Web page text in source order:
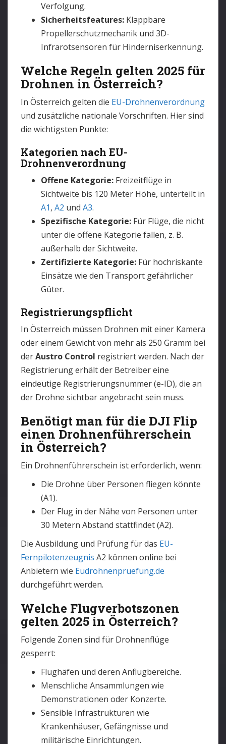
Verfolgung.
Sicherheitsfeatures: Klappbare
Propellerschutzmechanik und 3D-
Infrarotsensoren für Hinderniserkennung.
Welche Regeln gelten 2025 für
Drohnen in Österreich?
In Österreich gelten die EU-Drohnenverordnung
und zusätzliche nationale Vorschriften. Hier sind
die wichtigsten Punkte:
Kategorien nach EU-
Drohnenverordnung
Offene Kategorie: Freizeitflüge in
Sichtweite bis 120 Meter Höhe, unterteilt in
A1, A2 und A3.
Spezifische Kategorie: Für Flüge, die nicht
unter die offene Kategorie fallen, z. B.
außerhalb der Sichtweite.
Zertifizierte Kategorie: Für hochriskante
Einsätze wie den Transport gefährlicher
Güter.
Registrierungspflicht
In Österreich müssen Drohnen mit einer Kamera
oder einem Gewicht von mehr als 250 Gramm bei
derAustro Control registriert werden. Nach der
Registrierung erhält der Betreiber eine
eindeutige Registrierungsnummer (e-ID), die an
der Drohne sichtbar angebracht sein muss.
Benötigt man für die DJI Flip
einen Drohnenführerschein
in Österreich?
Ein Drohnenführerschein ist erforderlich, wenn:
Die Drohne über Personen fliegen könnte
(A1).
Der Flug in der Nähe von Personen unter
30 Metern Abstand stattfindet (A2).
Die Ausbildung und Prüfung für das EU-
Fernpilotenzeugnis A2 können online bei
Anbietern wie Eudrohnenpruefung.de
durchgeführt werden.
Welche Flugverbotszonen
gelten 2025 in Österreich?
Folgende Zonen sind für Drohnenflüge
gesperrt:
Flughäfen und deren Anflugbereiche.
Menschliche Ansammlungen wie
Demonstrationen oder Konzerte.
Sensible Infrastrukturen wie
Krankenhäuser, Gefängnisse und
militärische Einrichtungen.